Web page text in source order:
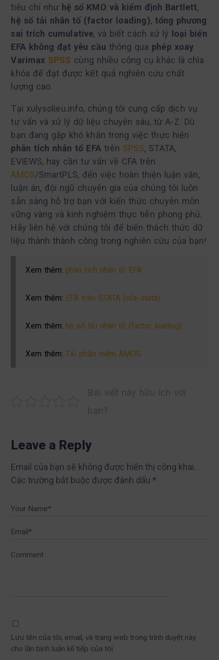
tiêu chí như hệ số KMO và kiểm định Bartlett,
hệ số tải nhân tố (factor loading), tổng phương
sai trích cumulative, và biết cách xử lý
loại biến
EFA không đạt yêu cầu thông qua phép xoay
Varimax SPSS cùng nhiều công cụ khác là chìa
khóa để đạt được kết quả nghiên cứu chất
lượng cao.
Tại xulysolieu.info, chúng tôi cung cấp dịch vụ
tư vấn và xử lý dữ liệu chuyên sâu, từ A-Z. Dù
bạn đang gặp khó khăn trong việc thực hiện
phân tích nhân tố EFAtrên SPSS, STATA,
EVIEWS, hay cần tư vấn về CFA trên
AMOS/SmartPLS, đến việc hoàn thiện luận văn,
luận án, đội ngũ chuyên gia của chúng tôi luôn
sẵn sàng hỗ trợ bạn với kiến thức chuyên môn
vững vàng và kinh nghiệm thực tiễn phong phú.
Hãy liên hệ với chúng tôi để biến thách thức dữ
liệu thành thành công trong nghiên cứu của bạn!
Xem thêm: phân tích nhân tố EFA
Xem thêm: EFA trên STATA (efa-stata)
Xem thêm: hệ số tải nhân tố (factor loading)
Xem thêm: Tải phần mềm AMOS
Leave a Reply
Email của bạn sẽ không được hiển thị công khai.
Các trường bắt buộc được đánh dấu*
Your Name*
Email*
Comment
Lưu tên của tôi, email, và trang web trong trình duyệt này
cho lần bình luận kế tiếp của tôi.